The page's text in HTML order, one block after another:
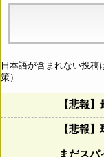
日本語が含まれない投
策）
【悲報
【悲報
まだス